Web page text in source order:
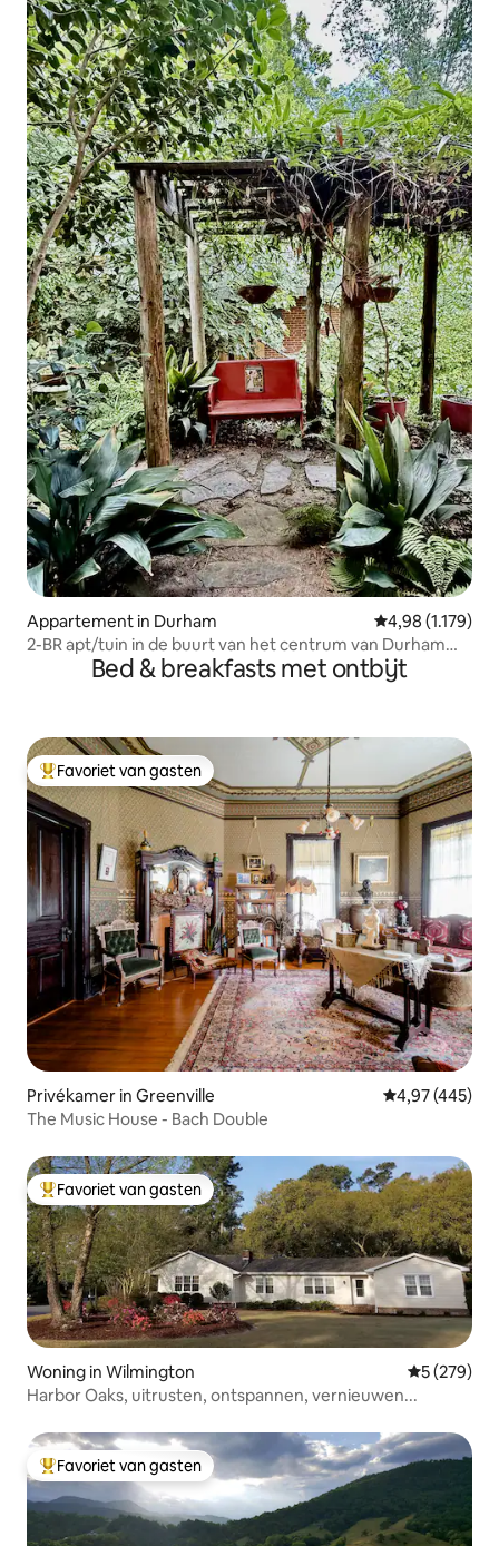
Appartement in Durham Gemiddelde
4,98 (1.179)
2-BR apt/tuin in de buurt van het centrum van Durham
arts & eatsBed & breakfasts met ontbijt
Topfavoriet van gasten
Favoriet van gasten
Privékamer in Greenville Gemiddelde
4,97 (445)
The Music House - Bach Double
Topfavoriet van gasten
Favoriet van gasten
Woning in Wilmington
5 (279)
Harbor Oaks, uitrusten, ontspannen, vernieuwen...
Topfavoriet van gasten
Favoriet van gasten